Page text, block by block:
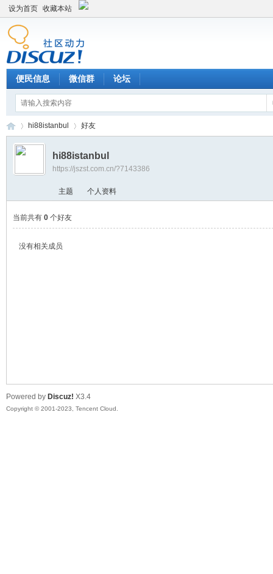
设为首页 收藏本站
便民信息 微信群 论坛
›
hi88istanbul 好友
hi88istanbul
https://jszst.com.cn/?7143386
主题 个人资料
当前共有 0个好友
没有相关成员
Powered by Discuz! X3.4
Copyright © 2001-2023, Tencent Cloud.